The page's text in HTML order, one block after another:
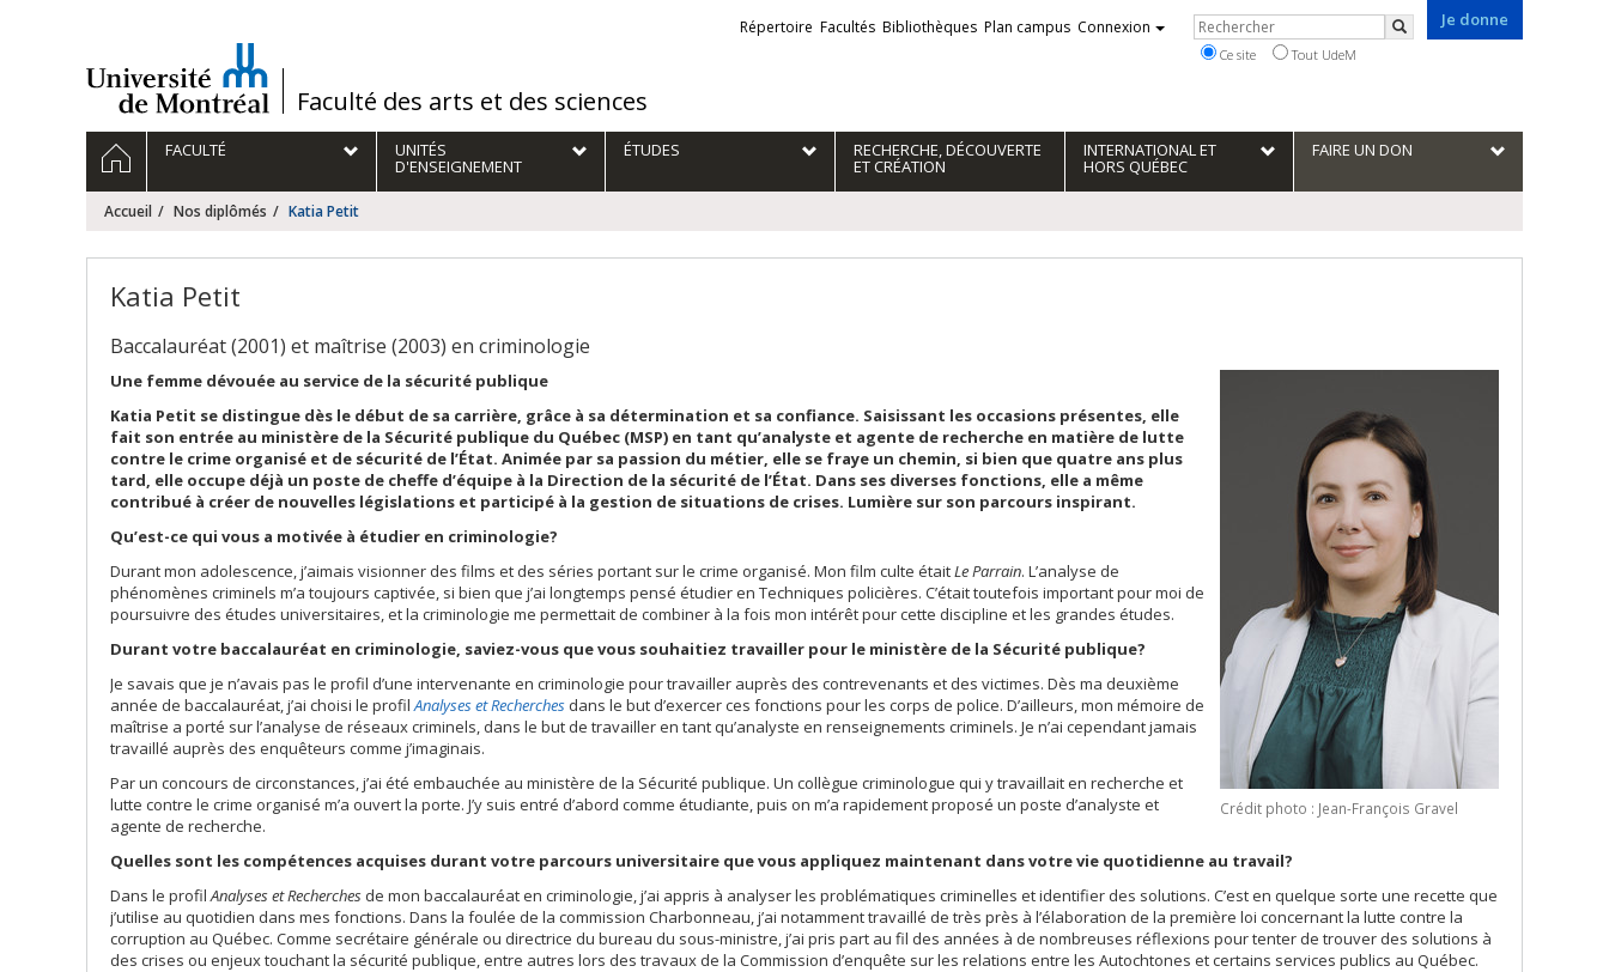
/Faculté des arts et des sciences
Je donne
Liens
externes
Répertoire Facultés Bibliothèques Plan campus Connexion Rechercher
Rechercher
Ce site Tout UdeM
Navigation
principale
ACCUEILFACULTÉ UNITÉS
D'ENSEIGNEMENT
ÉTUDES RECHERCHE, DÉCOUVERTE
ET CRÉATION
INTERNATIONAL ET
HORS QUÉBEC
FAIRE UN DON
Accueil Nos diplômés Katia Petit
Katia Petit
Baccalauréat (2001) et maîtrise (2003) en criminologie
Crédit photo : Jean-François Gravel
Une femme dévouée au service de la sécurité publique
Katia Petit se distingue dès le début de sa carrière, grâce à sa détermination et sa confiance. Saisissant les occasions présentes, elle
fait son entrée au ministère de la Sécurité publique du Québec (MSP) en tant qu’analyste et agente de recherche en matière de lutte
contre le crime organisé et de sécurité de l’État. Animée par sa passion du métier, elle se fraye un chemin, si bien que quatre ans plus
tard, elle occupe déjà un poste de cheffe d’équipe à la Direction de la sécurité de l’État. Dans ses diverses fonctions, elle a même
contribué à créer de nouvelles législations et participé à la gestion de situations de crises. Lumière sur son parcours inspirant.
Qu’est-ce qui vous a motivée à étudier en criminologie?
Durant mon adolescence, j’aimais visionner des films et des séries portant sur le crime organisé. Mon film culte étaitLe Parrain. L’analyse de
phénomènes criminels m’a toujours captivée, si bien que j’ai longtemps pensé étudier en Techniques policières. C’était toutefois important pour moi de
poursuivre des études universitaires, et la criminologie me permettait de combiner à la fois mon intérêt pour cette discipline et les grandes études.
Durant votre baccalauréat en criminologie, saviez-vous que vous souhaitiez travailler pour le ministère de la Sécurité publique?
Je savais que je n’avais pas le profil d’une intervenante en criminologie pour travailler auprès des contrevenants et des victimes. Dès ma deuxième
année de baccalauréat, j’ai choisi le profilAnalyses et Recherches dans le but d’exercer ces fonctions pour les corps de police. D’ailleurs, mon mémoire de
maîtrise a porté sur l’analyse de réseaux criminels, dans le but de travailler en tant qu’analyste en renseignements criminels. Je n’ai cependant jamais
travaillé auprès des enquêteurs comme j’imaginais.
Par un concours de circonstances, j’ai été embauchée au ministère de la Sécurité publique. Un collègue criminologue qui y travaillait en recherche et
lutte contre le crime organisé m’a ouvert la porte. J’y suis entré d’abord comme étudiante, puis on m’a rapidement proposé un poste d’analyste et
agente de recherche.
Quelles sont les compétences acquises durant votre parcours universitaire que vous appliquez maintenant dans votre vie quotidienne au travail?
Dans le profilAnalyses et Recherches de mon baccalauréat en criminologie, j’ai appris à analyser les problématiques criminelles et identifier des solutions. C’est en quelque sorte une recette que
j’utilise au quotidien dans mes fonctions. Dans la foulée de la commission Charbonneau, j’ai notamment travaillé de très près à l’élaboration de la première loi concernant la lutte contre la
corruption au Québec. Comme secrétaire générale ou directrice du bureau du sous-ministre, j’ai pris part au fil des années à de nombreuses réflexions pour tenter de trouver des solutions à
des crises ou enjeux touchant la sécurité publique, entre autres lors des travaux de la Commission d’enquête sur les relations entre les Autochtones et certains services publics au Québec.